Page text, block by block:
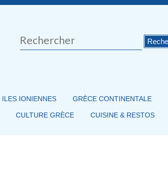
Rechercher
ILES IONIENNES GRÈCE CONTINENTALE
CULTURE GRÈCE CUISINE & RESTOS